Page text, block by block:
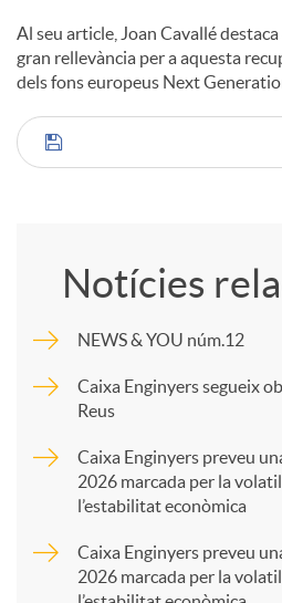
Al seu article, Joan Cavallé
gran rellevància per a aquesta
dels fons europeus Next
C
m
p
a
Notícies
NEWS & YOU núm.12
Caixa Enginyers segueix
Reus
Caixa Enginyers preveu
2026 marcada per la
l’estabilitat econòmica
Caixa Enginyers preveu
2026 marcada per la